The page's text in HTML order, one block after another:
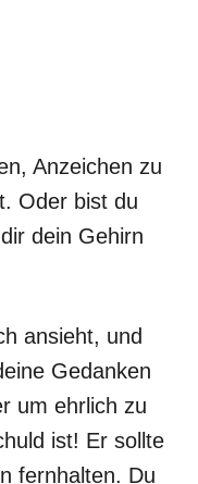
Anzeichen zu
Oder bist du
dein Gehirn
ansieht, und
Gedanken
um ehrlich zu
ist! Er sollte
fernhalten. Du